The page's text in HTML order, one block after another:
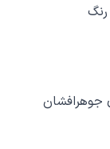
جوهرافشان